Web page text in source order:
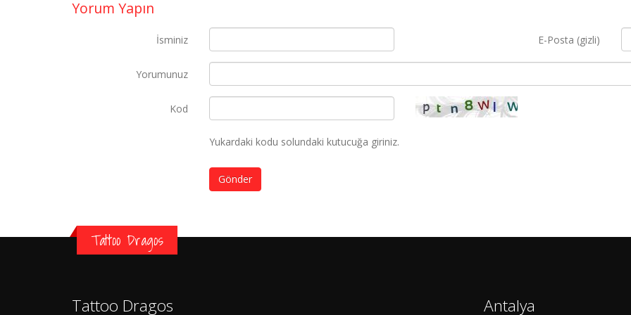
Yorum Yapın
İsminiz E-Posta (gizli)
Yorumunuz
Kod
Yukardaki kodu solundaki kutucuğa giriniz.
Gönder
Tattoo Dragos
Tattoo Dragos Antalya